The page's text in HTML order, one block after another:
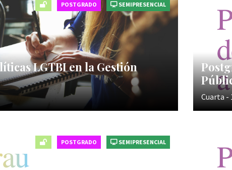
POSTGRADO SEMIPRESENCIAL
LGTBI en la Gestión
Cuarta -
POSTGRADO SEMIPRESENCIAL